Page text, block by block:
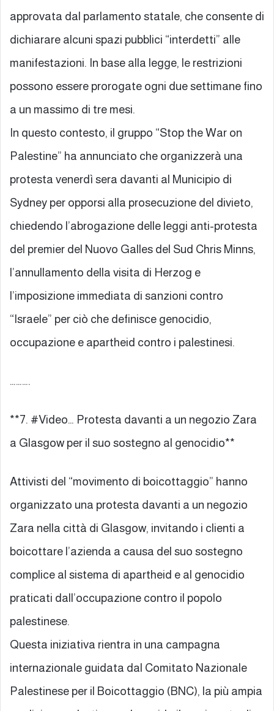
approvata dal parlamento statale, che consente di
dichiarare alcuni spazi pubblici “interdetti” alle
manifestazioni. In base alla legge, le restrizioni
possono essere prorogate ogni due settimane fino
a un massimo di tre mesi.
In questo contesto, il gruppo “Stop the War on
Palestine” ha annunciato che organizzerà una
protesta venerdì sera davanti al Municipio di
Sydney per opporsi alla prosecuzione del divieto,
chiedendo l’abrogazione delle leggi anti-protesta
del premier del Nuovo Galles del Sud Chris Minns,
l’annullamento della visita di Herzog e
l’imposizione immediata di sanzioni contro
“Israele” per ciò che definisce genocidio,
occupazione e apartheid contro i palestinesi.
……….
**7. #Video… Protesta davanti a un negozio Zara
a Glasgow per il suo sostegno al genocidio**
Attivisti del “movimento di boicottaggio” hanno
organizzato una protesta davanti a un negozio
Zara nella città di Glasgow, invitando i clienti a
boicottare l’azienda a causa del suo sostegno
complice al sistema di apartheid e al genocidio
praticati dall’occupazione contro il popolo
palestinese.
Questa iniziativa rientra in una campagna
internazionale guidata dal Comitato Nazionale
Palestinese per il Boicottaggio (BNC), la più ampia